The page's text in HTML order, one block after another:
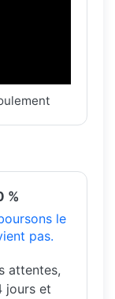
%
le
pas.
attentes,
jours et